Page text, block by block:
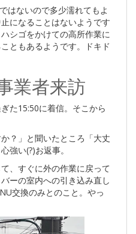
はないので多少濡れてもよ
になることはないようです
シゴをかけての高所作業に
ともあるようです。ドキド
業者来訪
た15:50に着信。そこから
？」と聞いたところ「大丈
強い(?)お返事。
、すぐに外の作業に戻って
ーの室内への引き込み直し
交換のみとのこと。やっ